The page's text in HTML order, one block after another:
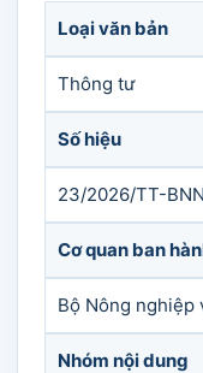
Loại văn bản
Thông tư
Số hiệu
23/2026/TT-
Cơ quan ban
Bộ Nông nghiệp
Nhóm nội dung